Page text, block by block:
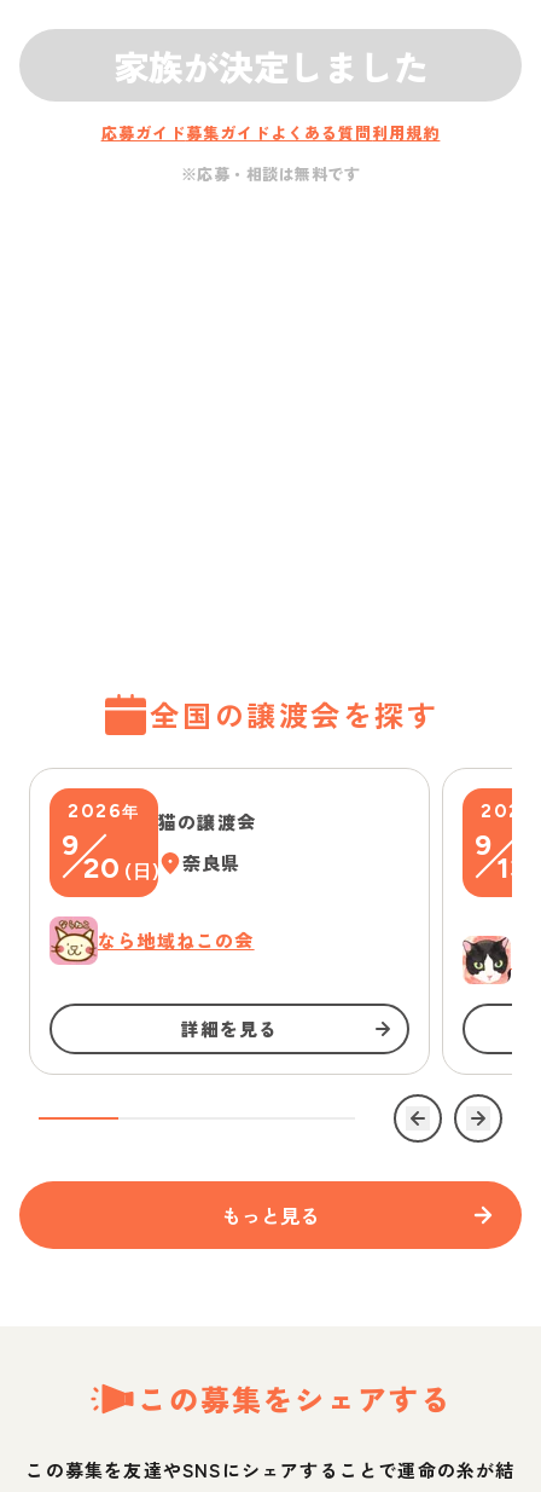
家族が決定しました
応募ガイド募集ガイド よくある質問利用規約
※応募・相談は無料です
全国の譲渡会を探す
2026年
9
20 ( 日)
猫の譲渡会
奈良県
なら地域ねこの会
詳細を見る
2026
9
13
ゆ
もっと見る
この募集をシェアする
この募集を友達やSNSにシェアすることで運命の糸が結